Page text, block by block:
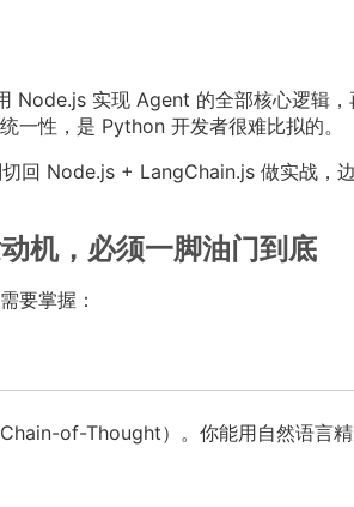
Node.js 实现 Agent 的全部核心逻辑
一性，是 Python 开发者很难比拟的。
回 Node.js + LangChain.js 做实战，
机，必须一脚油门到底
要掌握：
of-Thought）。你能用自然语言